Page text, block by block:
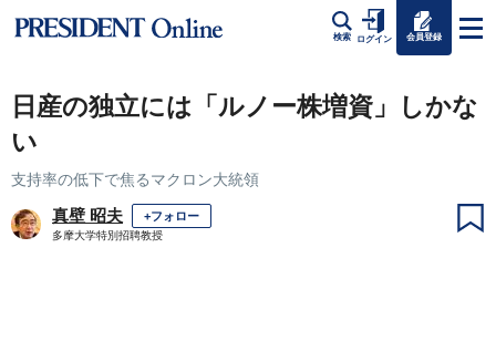
検索 ログイン 会員登録
日産の独立には「ルノー株増資」しかな
い
支持率の低下で焦るマクロン大統領
真壁 昭夫 +フォロー
多摩大学特別招聘教授